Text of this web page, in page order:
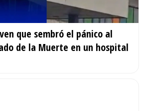
que sembró el pánico al
de la Muerte en un hospital